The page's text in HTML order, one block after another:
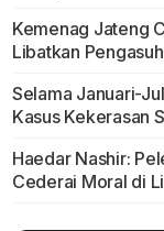
Kemenag Jateng
Libatkan
Selama Januari-
Kasus Kekerasan
Haedar Nashir:
Cederai Moral di